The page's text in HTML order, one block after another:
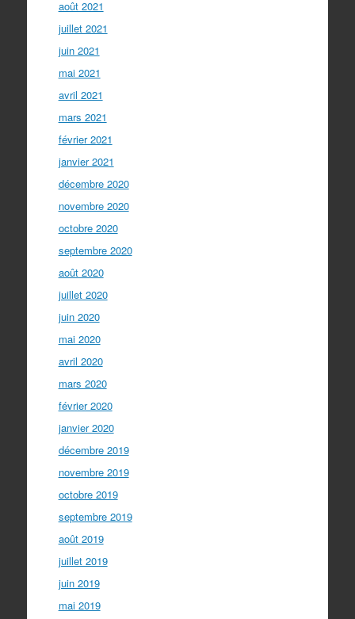
août 2021
juillet 2021
juin 2021
mai 2021
avril 2021
mars 2021
février 2021
janvier 2021
décembre 2020
novembre 2020
octobre 2020
septembre 2020
août 2020
juillet 2020
juin 2020
mai 2020
avril 2020
mars 2020
février 2020
janvier 2020
décembre 2019
novembre 2019
octobre 2019
septembre 2019
août 2019
juillet 2019
juin 2019
mai 2019